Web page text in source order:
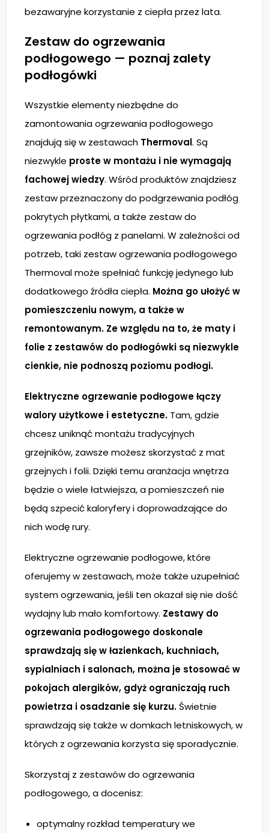
bezawaryjne korzystanie z ciepła przez lata.
Zestaw do ogrzewania
podłogowego — poznaj zalety
podłogówki
Wszystkie elementy niezbędne do
zamontowania ogrzewania podłogowego
znajdują się w zestawach Thermoval. Są
niezwykle proste w montażu i nie wymagają
fachowej wiedzy. Wśród produktów znajdziesz
zestaw przeznaczony do podgrzewania podłóg
pokrytych płytkami, a także zestaw do
ogrzewania podłóg z panelami. W zależności od
potrzeb, taki zestaw ogrzewania podłogowego
Thermoval może spełniać funkcję jedynego lub
dodatkowego źródła ciepła. Można go ułożyć w
pomieszczeniu nowym, a także w
remontowanym. Ze względu na to, że maty i
folie z zestawów do podłogówki są niezwykle
cienkie, nie podnoszą poziomu podłogi.
Elektryczne ogrzewanie podłogowe łączy
walory użytkowe i estetyczne. Tam, gdzie
chcesz uniknąć montażu tradycyjnych
grzejników, zawsze możesz skorzystać z mat
grzejnych i folii. Dzięki temu aranżacja wnętrza
będzie o wiele łatwiejsza, a pomieszczeń nie
będą szpecić kaloryfery i doprowadzające do
nich wodę rury.
Elektryczne ogrzewanie podłogowe, które
oferujemy w zestawach, może także uzupełniać
system ogrzewania, jeśli ten okazał się nie dość
wydajny lub mało komfortowy. Zestawy do
ogrzewania podłogowego doskonale
sprawdzają się w łazienkach, kuchniach,
sypialniach i salonach, można je stosować w
pokojach alergików, gdyż ograniczają ruch
powietrza i osadzanie się kurzu. Świetnie
sprawdzają się także w domkach letniskowych, w
których z ogrzewania korzysta się sporadycznie.
Skorzystaj z zestawów do ogrzewania
podłogowego, a docenisz:
optymalny rozkład temperatury we